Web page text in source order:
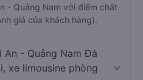
- Quảng Nam với điểm chất
giá của khách hàng).
An - Quảng Nam Đà
xe limousine phòng